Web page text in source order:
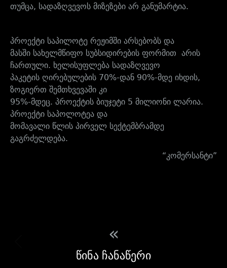
თუმცა, სადაზღვევოს მიზეზები არ განუმარტია.
პროექტი საპილოტე რეჟიმში არსებობს და
მასში სახელმწიფო სუბსიდირების ფორმით არის
ჩართული. ხელისუფლება სადაზღვევო
პაკეტის ღირებულების 70%-დან 90%-მდე იხდის,
ზოგიერთ შემთხვევაში კი
95%-მდეც. პროექტის ბიუჯეტი 5 მილიონი ლარია.
პროექტი საპოლოტეა და
მომავალი წლის პირველ სექტემბრამდე
გაგრძელდება.
“კომერსანტი”
«
წინა ჩანაწერი